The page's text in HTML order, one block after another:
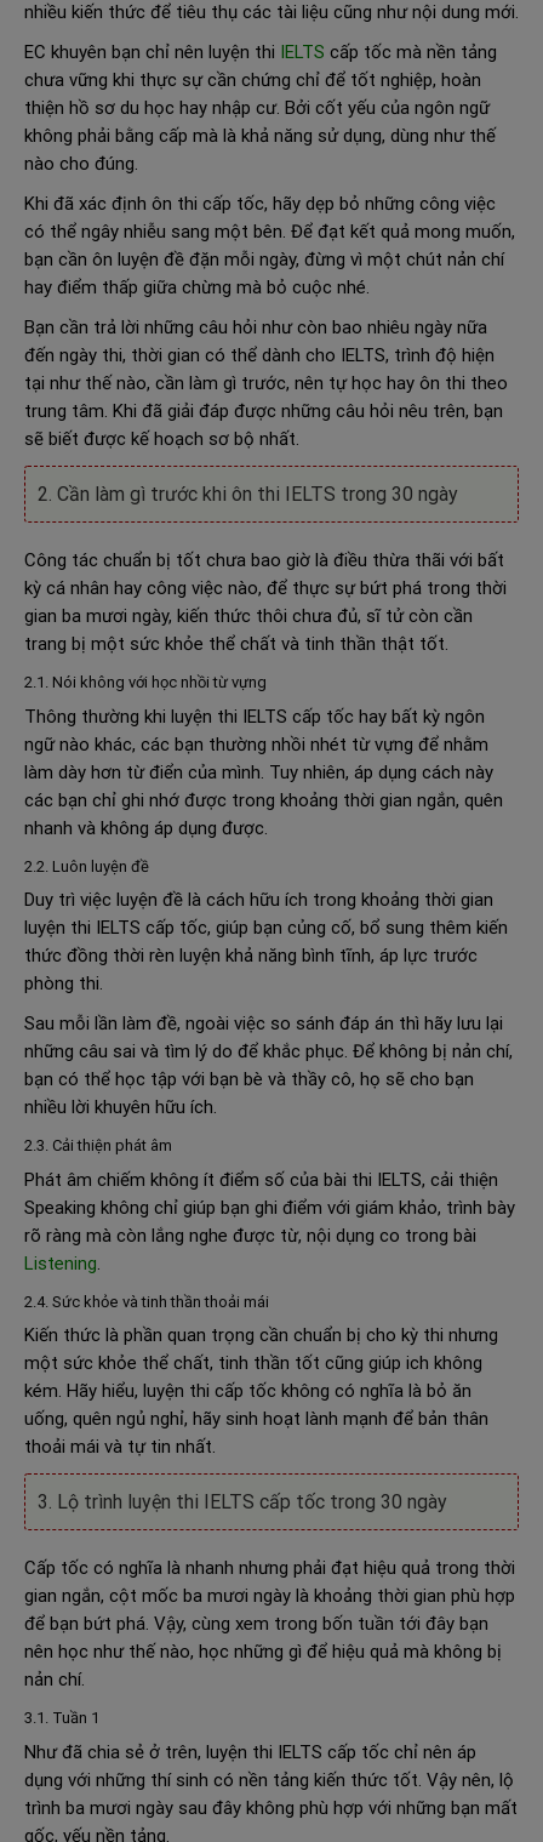
nhiều kiến thức để tiêu thụ các tài liệu cũng như nội dung mới.
EC khuyên bạn chỉ nên luyện thi IELTS cấp tốc mà nền tảng
chưa vững khi thực sự cần chứng chỉ để tốt nghiệp, hoàn
thiện hồ sơ du học hay nhập cư. Bởi cốt yếu của ngôn ngữ
không phải bằng cấp mà là khả năng sử dụng, dùng như thế
nào cho đúng.
Khi đã xác định ôn thi cấp tốc, hãy dẹp bỏ những công việc
có thể ngây nhiễu sang một bên. Để đạt kết quả mong muốn,
bạn cần ôn luyện đề đặn mỗi ngày, đừng vì một chút nản chí
hay điểm thấp giữa chừng mà bỏ cuộc nhé.
Bạn cần trả lời những câu hỏi như còn bao nhiêu ngày nữa
đến ngày thi, thời gian có thể dành cho IELTS, trình độ hiện
tại như thế nào, cần làm gì trước, nên tự học hay ôn thi theo
trung tâm. Khi đã giải đáp được những câu hỏi nêu trên, bạn
sẽ biết được kế hoạch sơ bộ nhất.
2. Cần làm gì trước khi ôn thi IELTS trong 30 ngày
Công tác chuẩn bị tốt chưa bao giờ là điều thừa thãi với bất
kỳ cá nhân hay công việc nào, để thực sự bứt phá trong thời
gian ba mươi ngày, kiến thức thôi chưa đủ, sĩ tử còn cần
trang bị một sức khỏe thể chất và tinh thần thật tốt.
2.1. Nói không với học nhồi từ vựng
Thông thường khi luyện thi IELTS cấp tốc hay bất kỳ ngôn
ngữ nào khác, các bạn thường nhồi nhét từ vựng để nhằm
làm dày hơn từ điển của mình. Tuy nhiên, áp dụng cách này
các bạn chỉ ghi nhớ được trong khoảng thời gian ngắn, quên
nhanh và không áp dụng được.
2.2. Luôn luyện đề
Duy trì việc luyện đề là cách hữu ích trong khoảng thời gian
luyện thi IELTS cấp tốc, giúp bạn củng cố, bổ sung thêm kiến
thức đồng thời rèn luyện khả năng bình tĩnh, áp lực trước
phòng thi.
Sau mỗi lần làm đề, ngoài việc so sánh đáp án thì hãy lưu lại
những câu sai và tìm lý do để khắc phục. Để không bị nản chí,
bạn có thể học tập với bạn bè và thầy cô, họ sẽ cho bạn
nhiều lời khuyên hữu ích.
2.3. Cải thiện phát âm
Phát âm chiếm không ít điểm số của bài thi IELTS, cải thiện
Speaking không chỉ giúp bạn ghi điểm với giám khảo, trình bày
rõ ràng mà còn lắng nghe được từ, nội dụng co trong bài
Listening
2.4. Sức khỏe và tinh thần thoải mái
Kiến thức là phần quan trọng cần chuẩn bị cho kỳ thi nhưng
một sức khỏe thể chất, tinh thần tốt cũng giúp ich không
kém. Hãy hiểu, luyện thi cấp tốc không có nghĩa là bỏ ăn
uống, quên ngủ nghỉ, hãy sinh hoạt lành mạnh để bản thân
thoải mái và tự tin nhất.
3. Lộ trình luyện thi IELTS cấp tốc trong 30 ngày
Cấp tốc có nghĩa là nhanh nhưng phải đạt hiệu quả trong thời
gian ngắn, cột mốc ba mươi ngày là khoảng thời gian phù hợp
để bạn bứt phá. Vậy, cùng xem trong bốn tuần tới đây bạn
nên học như thế nào, học những gì để hiệu quả mà không bị
nản chí.
3.1. Tuần 1
Như đã chia sẻ ở trên, luyện thi IELTS cấp tốc chỉ nên áp
dụng với những thí sinh có nền tảng kiến thức tốt. Vậy nên, lộ
trình ba mươi ngày sau đây không phù hợp với những bạn mất
gốc, yếu nền tảng.